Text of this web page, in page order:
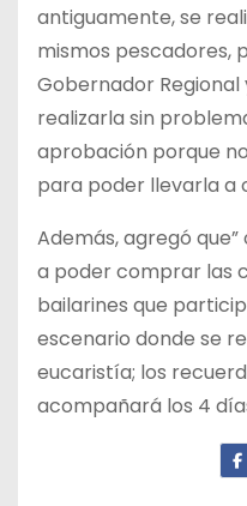
antiguamente, se
mismos pescadores,
Gobernador Regional
realizarla sin
aprobación porque
para poder llevarla a
Además, agregó
a poder comprar las
bailarines que
escenario donde se
eucaristía; los
acompañará los 4